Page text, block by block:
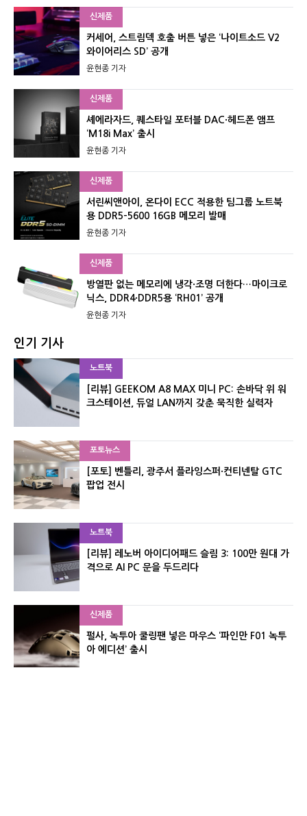
신제품
커세어, 스트림덱 호출 버튼 넣은 ‘나이트소드 V2
와이어리스 SD’ 공개
윤현종 기자
신제품
셰에라자드, 퀘스타일 포터블 DAC·헤드폰 앰프
‘M18i Max’ 출시
윤현종 기자
신제품
서린씨앤아이, 온다이 ECC 적용한 팀그룹 노트북
용 DDR5-5600 16GB 메모리 발매
윤현종 기자
신제품
방열판 없는 메모리에 냉각·조명 더한다…마이크로
닉스, DDR4·DDR5용 ‘RH01’ 공개
윤현종 기자
인기 기사
노트북
[리뷰] GEEKOM A8 MAX 미니 PC: 손바닥 위 워
크스테이션, 듀얼 LAN까지 갖춘 묵직한 실력자
포토뉴스
[포토] 벤틀리, 광주서 플라잉스퍼·컨티넨탈 GTC
팝업 전시
노트북
[리뷰] 레노버 아이디어패드 슬림 3: 100만 원대 가
격으로 AI PC 문을 두드리다
신제품
펄사, 녹투아 쿨링팬 넣은 마우스 ‘파인만 F01 녹투
아 에디션’ 출시